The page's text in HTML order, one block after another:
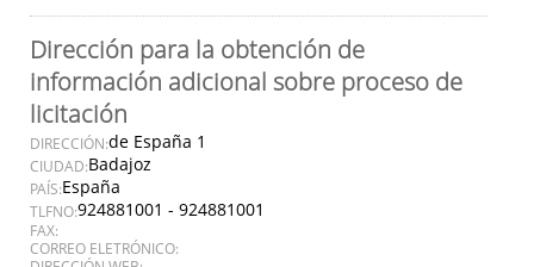
Dirección para la obtención de
información adicional sobre proceso de
licitación
DIRECCIÓN:de España 1
CIUDAD:Badajoz
PAÍS:España
TLFNO:924881001 - 924881001
FAX:
CORREO ELETRÓNICO: